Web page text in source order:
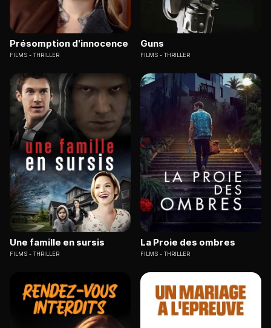
Présomption d'innocence
FILMS THRILLER
Guns
FILMS THRILLER
Une famille en sursis
FILMS THRILLER
La Proie des ombres
FILMS THRILLER